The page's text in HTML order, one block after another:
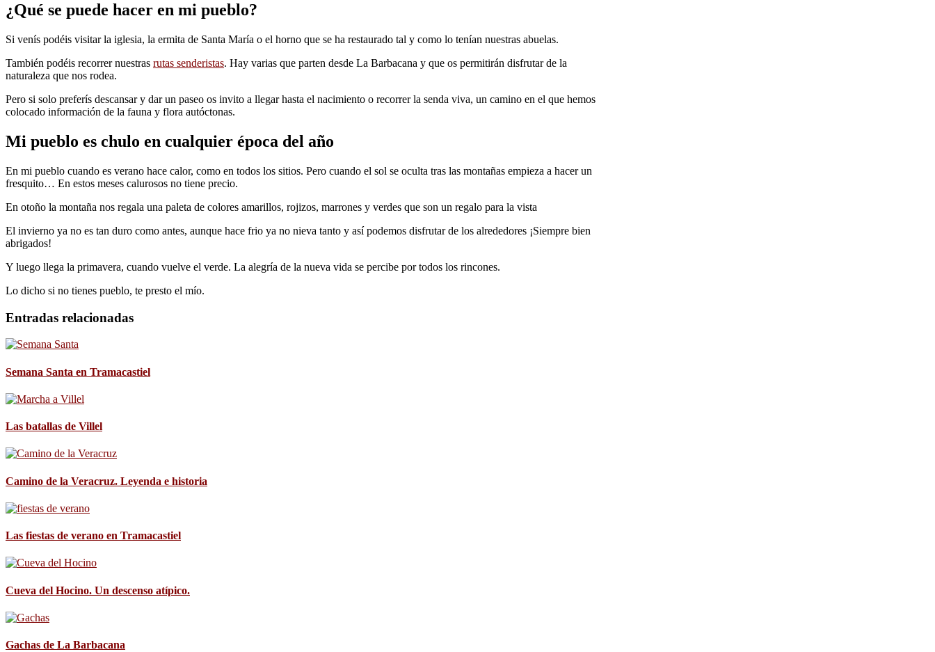
¿Qué se puede hacer en mi pueblo?
Si venís podéis visitar la iglesia, la ermita de Santa María o el horno que se ha restaurado tal y como lo tenían nuestras abuelas.
También podéis recorrer nuestras rutas senderistas. Hay varias que parten desde La Barbacana y que os permitirán disfrutar de la
naturaleza que nos rodea.
Pero si solo preferís descansar y dar un paseo os invito a llegar hasta el nacimiento o recorrer la senda viva, un camino en el que hemos
colocado información de la fauna y flora autóctonas.
Mi pueblo es chulo en cualquier época del año
En mi pueblo cuando es verano hace calor, como en todos los sitios. Pero cuando el sol se oculta tras las montañas empieza a hacer un
fresquito… En estos meses calurosos no tiene precio.
En otoño la montaña nos regala una paleta de colores amarillos, rojizos, marrones y verdes que son un regalo para la vista
El invierno ya no es tan duro como antes, aunque hace frio ya no nieva tanto y así podemos disfrutar de los alrededores ¡Siempre bien
abrigados!
Y luego llega la primavera, cuando vuelve el verde. La alegría de la nueva vida se percibe por todos los rincones.
Lo dicho si no tienes pueblo, te presto el mío.
Entradas relacionadas
Semana Santa en Tramacastiel
Las batallas de Villel
Camino de la Veracruz. Leyenda e historia
Las fiestas de verano en Tramacastiel
Cueva del Hocino. Un descenso atípico.
Gachas de La Barbacana